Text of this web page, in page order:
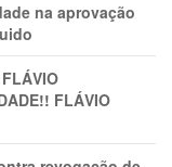
na aprovação
FLÁVIO